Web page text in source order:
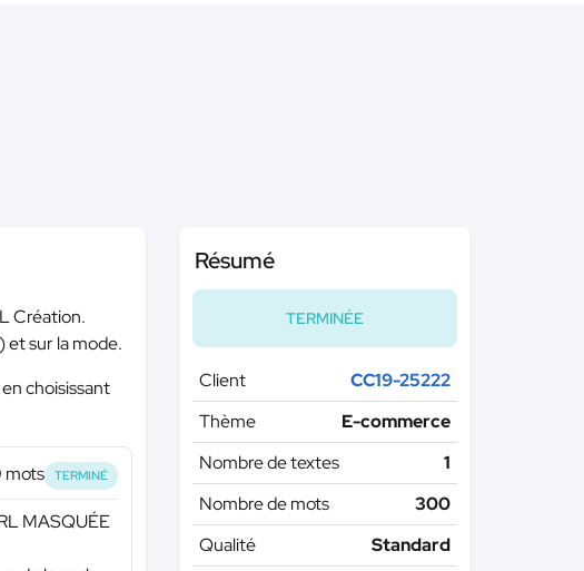
Création.
et sur la mode.
choisissant
TERMINÉ
MASQUÉE
Résumé
TERMINÉE
Client
CC19-25222
Thème
E-commerce
Nombre de textes
1
Nombre de mots
300
Qualité
Standard